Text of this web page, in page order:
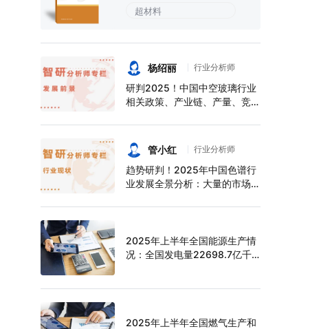
超材料
杨绍丽 行业分析师
研判2025！中国中空玻璃行业
相关政策、产业链、产量、竞争
持续增长，上半年中空玻璃产量
达6124万平方米[图]
管小红 行业分析师
趋势研判！2025年中国色谱行
业发展全景分析：大量的市场需
规模不断扩大，进口替代趋势明
2025年上半年全国能源生产情
况：全国发电量22698.7亿千
2025年上半年全国燃气生产和